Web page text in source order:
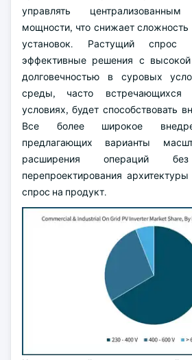
управлять централизованным
мощности, что снижает
установок. Растущий спрос
эффективные решения с
долговечностью в суровых
среды, часто
условиях, будет способствовать
Все более широкое
предлагающих варианты
расширения операций без
перепроектирования
спрос на продукт.